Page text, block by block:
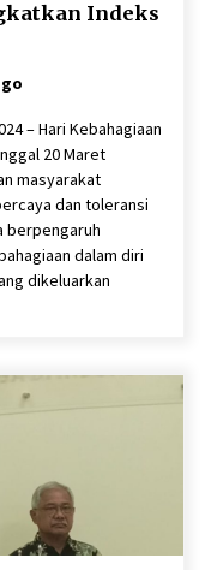
Indeks
– Hari Kebahagiaan
20 Maret
masyarakat
dan toleransi
berpengaruh
dalam diri
dikeluarkan